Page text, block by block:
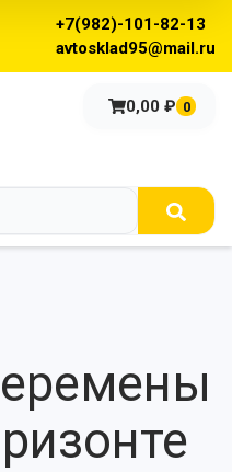
+7(982)-101-82-13
avtosklad95@mail.ru
0,00 ₽ 0